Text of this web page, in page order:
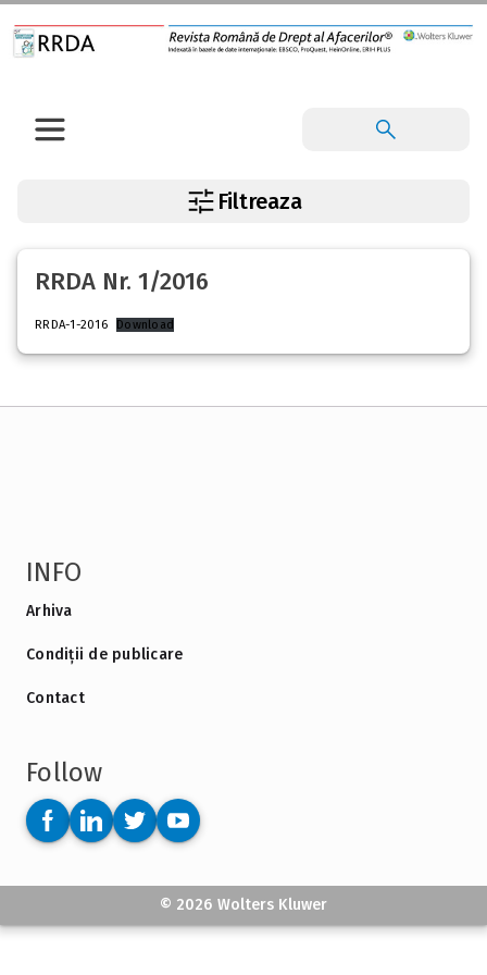
Filtreaza
RRDA Nr. 1/2016
RRDA-1-2016 Download
INFO
Arhiva
Condiții de publicare
Contact
Follow
© 2026 Wolters Kluwer